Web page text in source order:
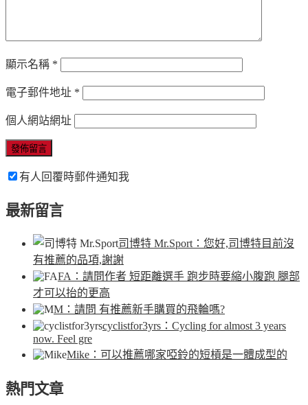
顯示名稱 *
電子郵件地址 *
個人網站網址
有人回覆時郵件通知我
最新留言
司博特 Mr.Sport ：您好,司博特目前沒
有推薦的品項,謝謝
FA ：請問作者 短距離選手 跑步時要縮小腹跑 腿部
才可以抬的更高
M ：請問 有推薦新手購買的飛輪嗎?
cyclistfor3yrs ：Cycling for almost 3 years
now. Feel gre
Mike ：可以推薦哪家啞鈴的短槓是一體成型的
熱門文章